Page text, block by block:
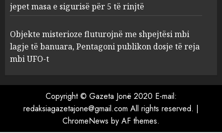
4
silenciator në Sarandë, jepet
masa e sigurisë për 5 të rinjtë
AUGUST 8, 2026
Objekte misterioze fluturojnë
me shpejtësi mbi lagje të
banuara, Pentagoni publikon
dosje të reja mbi UFO-t
jepet masa e sigurisë për 5 të rinjtë
Objekte misterioze fluturojnë me shpejtësi mbi
lagje të banuara, Pentagoni publikon dosje të reja
mbi UFO-t
Copyright © Gazeta Jonë 2020 E-mail:
redaksiagazetajone@gmail.com All rights reserved. |
ChromeNews by AF themes.